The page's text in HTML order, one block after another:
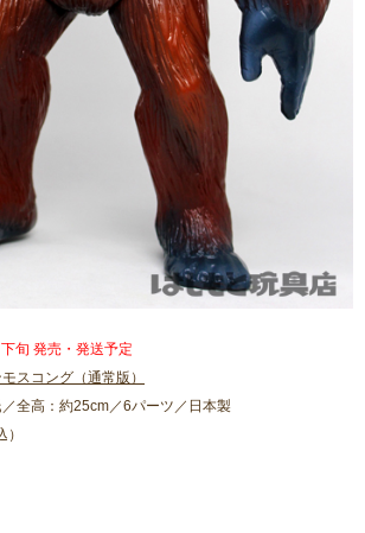
旬 発売・発送予定
スコング（通常版）
全高：約25cm／6パーツ／日本製
）